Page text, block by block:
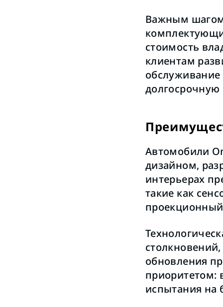
Важным шагом
стоимость
клиентам
обслуживание
долгосрочную
Автомобили
дизайном,
интерьерах
такие как
обновления
приоритетом:
испытания на